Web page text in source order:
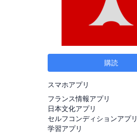
購読
スマホアプリ
フランス情報アプリ
日本文化アプリ
セルフコンディションアプリ
学習アプリ